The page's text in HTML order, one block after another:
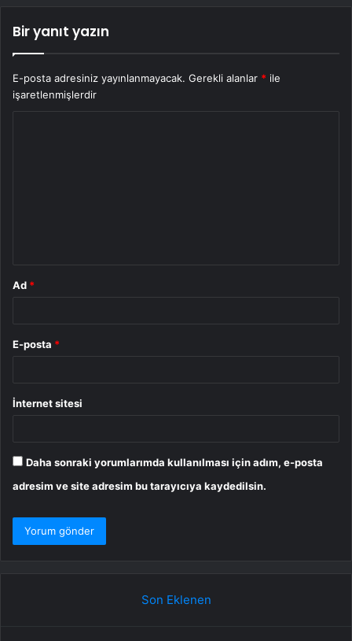
Bir yanıt yazın
E-posta adresiniz yayınlanmayacak. Gerekli alanlar * ile
işaretlenmişlerdir
Ad *
E-posta *
İnternet sitesi
Daha sonraki yorumlarımda kullanılması için adım, e-posta
adresim ve site adresim bu tarayıcıya kaydedilsin.
Son Eklenen